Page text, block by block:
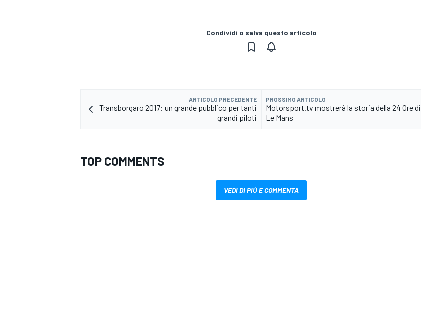
Condividi o salva questo articolo
ARTICOLO PRECEDENTE
Transborgaro 2017: un grande pubblico per tanti
grandi piloti
PROSSIMO ARTICOLO
Motorsport.tv mostrerà la storia della 24 Ore di
Le Mans
TOP COMMENTS
VEDI DI PIÙ E COMMENTA